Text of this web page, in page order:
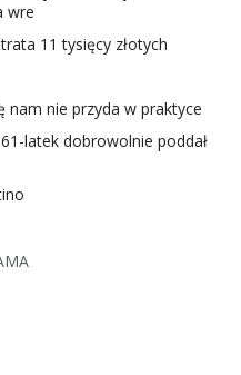
wre
11 tysięcy złotych
nam nie przyda w praktyce
latek dobrowolnie poddał